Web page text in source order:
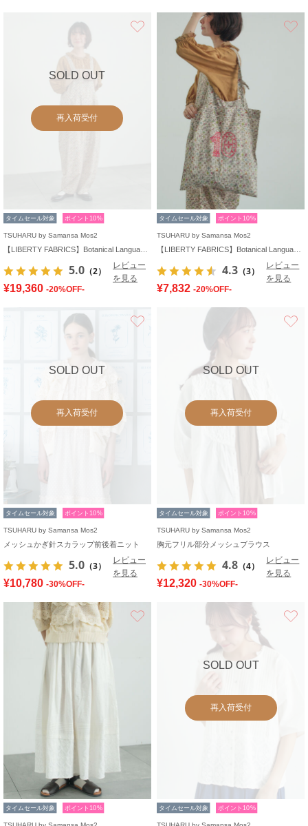
SOLD OUT
再入荷受付
お気に入り
タイムセール対象 ポイント10%
TSUHARU by Samansa Mos2
5.0 （2）
レビュー
を見る
¥19,360 -20%OFF-
タイムセール対象 ポイント10%
TSUHARU by Samansa Mos2
4.3 （3）
レビュー
を見る
¥7,832 -20%OFF-
SOLD OUT
再入荷受付
タイムセール対象 ポイント10%
TSUHARU by Samansa Mos2
メッシュかぎ針スカラップ前後着ニット
5.0 （3）
レビュー
を見る
¥10,780 -30%OFF-
SOLD OUT
再入荷受付
タイムセール対象 ポイント10%
TSUHARU by Samansa Mos2
胸元フリル部分メッシュブラウス
4.8 （4）
レビュー
を見る
¥12,320 -30%OFF-
タイムセール対象 ポイント10%
SOLD OUT
再入荷受付
タイムセール対象 ポイント10%